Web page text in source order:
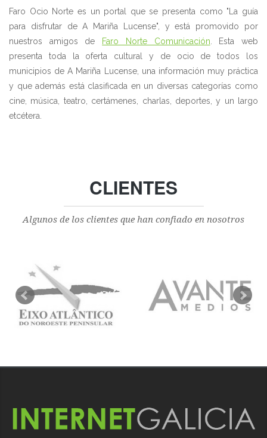
Faro Ocio Norte es un portal que se presenta como "La guía
para disfrutar de A Mariña Lucense", y está promovido por
nuestros amigos de
Faro Norte Comunicación. Esta web
presenta toda la oferta cultural y de ocio de todos los
municipios de A Mariña Lucense, una información muy práctica
y que además está clasificada en un diversas categorías como
cine, música, teatro, certámenes, charlas, deportes, y un largo
etcétera.
CLIENTES
Algunos de los clientes que han confiado en nosotros